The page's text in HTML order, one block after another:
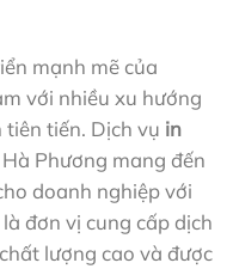
mạnh mẽ của
với nhiều xu hướng
tiến. Dịch vụ in
Phương mang đến
doanh nghiệp với
đơn vị cung cấp dịch
lượng cao và được